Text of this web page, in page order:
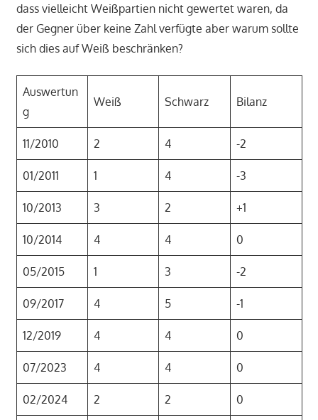
dass vielleicht Weißpartien nicht gewertet waren, da
der Gegner über keine Zahl verfügte aber warum sollte
sich dies auf Weiß beschränken?
Auswertun
g
Weiß Schwarz Bilanz
11/2010 2 4 -2
01/2011 1 4 -3
10/2013 3 2 +1
10/2014 4 4 0
05/2015 1 3 -2
09/2017 4 5 -1
12/2019 4 4 0
07/2023 4 4 0
02/2024 2 2 0